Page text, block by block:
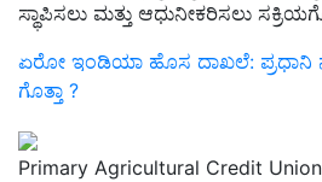
ಸ್ಥಾಪಿಸಲು ಮತ್ತು ಆಧುನೀಕರಿಸಲು
ಏರೋ ಇಂಡಿಯಾ ಹೊಸ ದಾಖಲೆ: ಪ್ರಧಾನಿ
ಗೊತ್ತಾ ?
Primary Agricultural Credit